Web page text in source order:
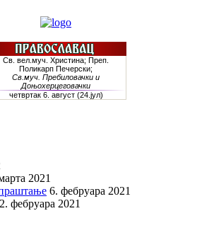
2021
6. фебруара 2021
2. фебруара 2021